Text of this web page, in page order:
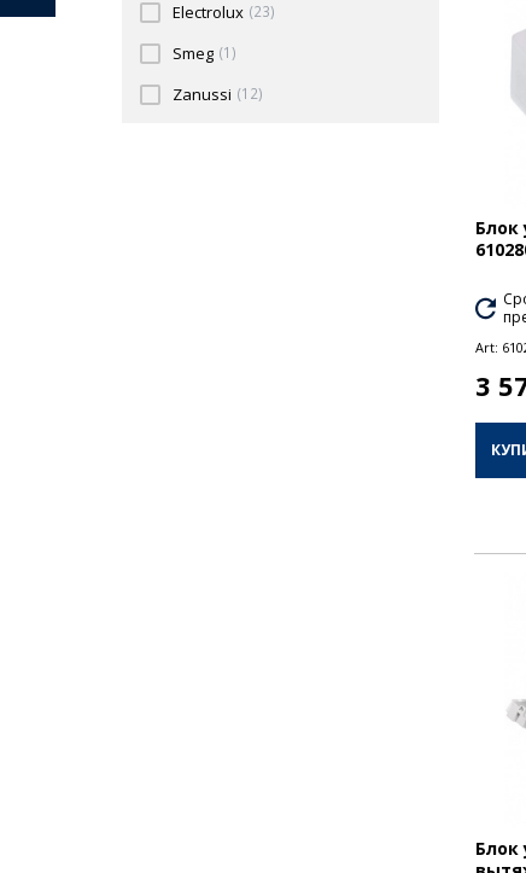
Electrolux (23)
Smeg (1)
Zanussi (12)
Блок
Art:
3
Блок